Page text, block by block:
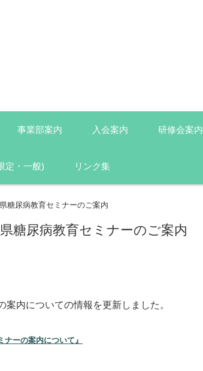
崎 ～
会
事業部案内 入会案内 研修会案内
定・一般) リンク集
糖尿病教育セミナーのご案内
糖尿病教育セミナーのご案内
内についての情報を更新しました。
ナーの案内について』